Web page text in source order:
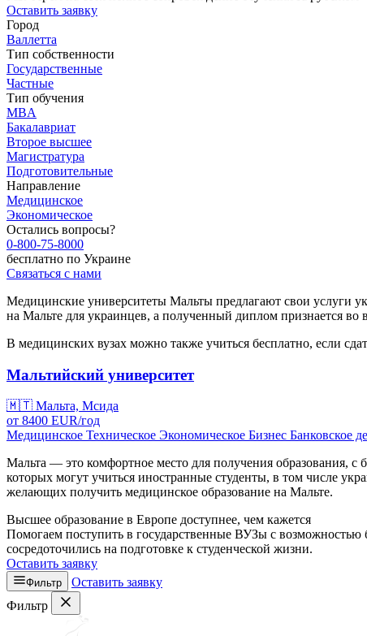
Оставить заявку
Город
Валлетта
Тип собственности
Государственные
Частные
Тип обучения
MBA
Бакалавриат
Второе высшее
Магистратура
Подготовительные
Направление
Медицинское
Экономическое
Остались вопросы?
0-800-75-8000
бесплатно по Украине
Связаться с нами
Медицинские университеты Мальты предлагают свои услуги
на Мальте для украинцев, а полученный диплом признается во
В медицинских вузах можно также учиться бесплатно, если
Мальтийский университет
🇲🇹 Мальта, Мсида
от 8400 EUR/год
Медицинское Техническое Экономическое Бизнес Банковское
Мальта — это комфортное место для получения образования,
которых могут учиться иностранные студенты, в том числе
желающих получить медицинское образование на Мальте.
Высшее образование в Европе доступнее, чем кажется
Помогаем поступить в государственные ВУЗы с
сосредоточились на подготовке к студенческой жизни.
Оставить заявку
Фильтр
Оставить заявку
Фильтр